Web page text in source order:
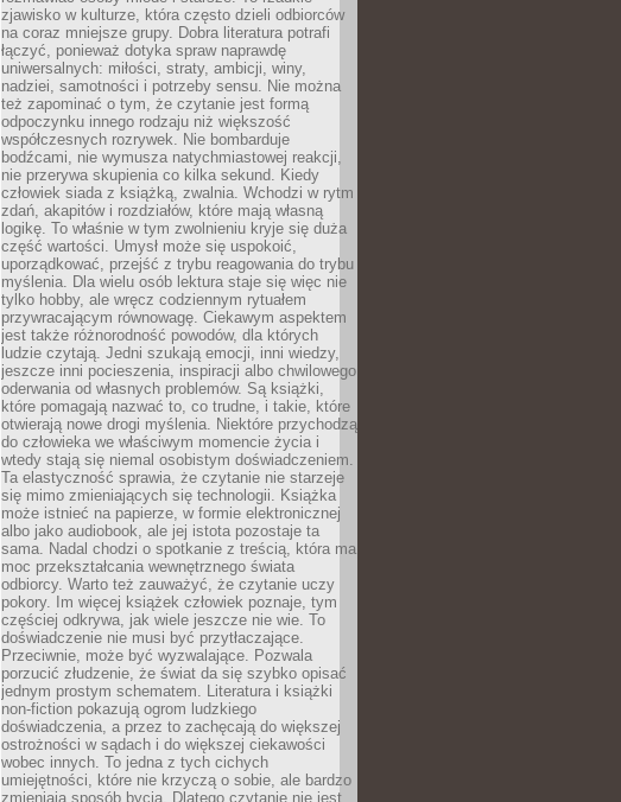
zjawisko w kulturze, która często dzieli odbiorców
na coraz mniejsze grupy. Dobra literatura potrafi
łączyć, ponieważ dotyka spraw naprawdę
uniwersalnych: miłości, straty, ambicji, winy,
nadziei, samotności i potrzeby sensu. Nie można
też zapominać o tym, że czytanie jest formą
odpoczynku innego rodzaju niż większość
współczesnych rozrywek. Nie bombarduje
bodźcami, nie wymusza natychmiastowej reakcji,
nie przerywa skupienia co kilka sekund. Kiedy
człowiek siada z książką, zwalnia. Wchodzi w rytm
zdań, akapitów i rozdziałów, które mają własną
logikę. To właśnie w tym zwolnieniu kryje się duża
część wartości. Umysł może się uspokoić,
uporządkować, przejść z trybu reagowania do trybu
myślenia. Dla wielu osób lektura staje się więc nie
tylko hobby, ale wręcz codziennym rytuałem
przywracającym równowagę. Ciekawym aspektem
jest także różnorodność powodów, dla których
ludzie czytają. Jedni szukają emocji, inni wiedzy,
jeszcze inni pocieszenia, inspiracji albo chwilowego
oderwania od własnych problemów. Są książki,
które pomagają nazwać to, co trudne, i takie, które
otwierają nowe drogi myślenia. Niektóre przychodzą
do człowieka we właściwym momencie życia i
wtedy stają się niemal osobistym doświadczeniem.
Ta elastyczność sprawia, że czytanie nie starzeje
się mimo zmieniających się technologii. Książka
może istnieć na papierze, w formie elektronicznej
albo jako audiobook, ale jej istota pozostaje ta
sama. Nadal chodzi o spotkanie z treścią, która ma
moc przekształcania wewnętrznego świata
odbiorcy. Warto też zauważyć, że czytanie uczy
pokory. Im więcej książek człowiek poznaje, tym
częściej odkrywa, jak wiele jeszcze nie wie. To
doświadczenie nie musi być przytłaczające.
Przeciwnie, może być wyzwalające. Pozwala
porzucić złudzenie, że świat da się szybko opisać
jednym prostym schematem. Literatura i książki
non-fiction pokazują ogrom ludzkiego
doświadczenia, a przez to zachęcają do większej
ostrożności w sądach i do większej ciekawości
wobec innych. To jedna z tych cichych
umiejętności, które nie krzyczą o sobie, ale bardzo
zmieniają sposób bycia. Dlatego czytanie nie jest